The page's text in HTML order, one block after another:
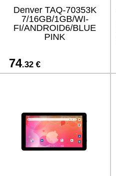
Denver TAQ-70353K
7/16GB/1GB/WI-
FI/ANDROID6/BLUE
PINK
74.32 €